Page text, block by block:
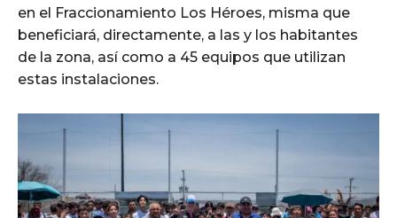
en el Fraccionamiento Los Héroes, misma que
beneficiará, directamente, a las y los habitantes
de la zona, así como a 45 equipos que utilizan
estas instalaciones.